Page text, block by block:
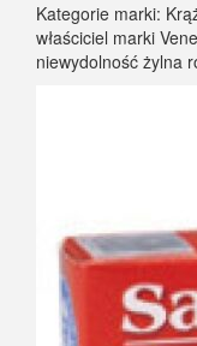
Kategorie marki:
właściciel marki
niewydolność żylna